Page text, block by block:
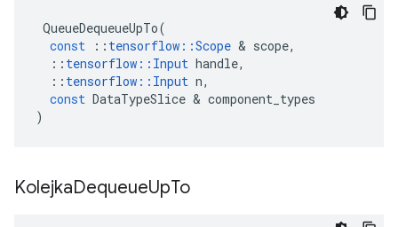
QueueDequeueUpTo(
const
:: tensorflow ::Scope & scope,
:: tensorflow :: Input handle,
:: tensorflow :: Input n,
const DataTypeSlice & component_types
)
KolejkaDequeueUpTo